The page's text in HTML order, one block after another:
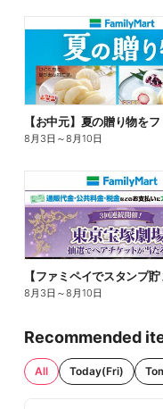
【お中元】夏の贈り物を
8月3日 ～8月10日
8月3日 ～8月10日
Recommended
All Today(Fri)